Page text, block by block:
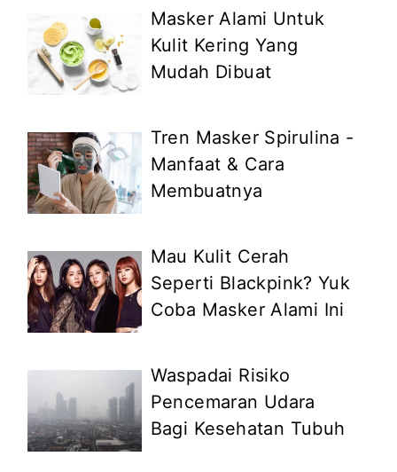
Masker Alami Untuk
Kulit Kering Yang
Mudah Dibuat
Tren Masker Spirulina -
Manfaat & Cara
Membuatnya
Mau Kulit Cerah
Seperti Blackpink? Yuk
Coba Masker Alami Ini
Waspadai Risiko
Pencemaran Udara
Bagi Kesehatan Tubuh